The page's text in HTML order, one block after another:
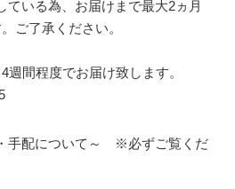
いる為、お届けまで最大2ヵ月
ご了承ください。
間程度でお届け致します。
手配について～ ※必ずご覧くだ